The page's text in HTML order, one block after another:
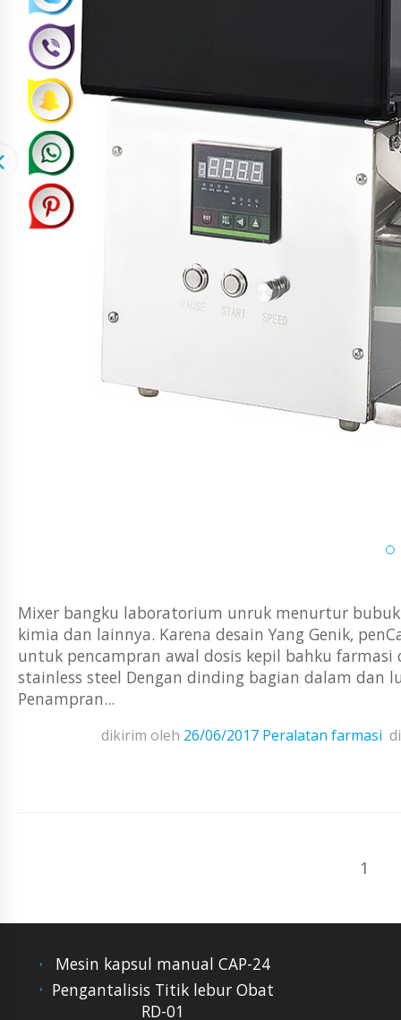
Mixer bangku laboratorium unruk menurtur
kimia dan lainnya. Karena desain Yang Genik,
untuk pencampran awal dosis kepil bahku
stainless steel Dengan dinding bagian dalam dan
Penampran...
dikirim oleh 26/06/2017 Peralatan farmasi
1
Mesin kapsul manual CAP-24
Pengantalisis Titik lebur Obat
RD-01